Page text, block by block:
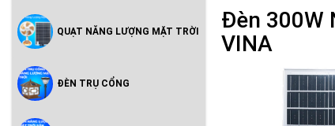
QUẠT NĂNG LƯỢNG MẶT TRỜI
ĐÈN TRỤ CỔNG
Đèn 300W
VINA